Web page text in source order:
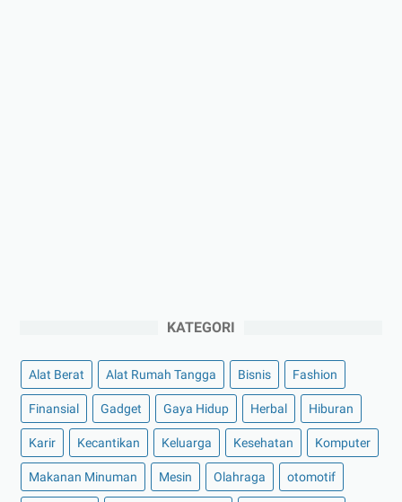
KATEGORI
Alat Berat Alat Rumah Tangga Bisnis Fashion
Finansial Gadget Gaya Hidup Herbal Hiburan
Karir Kecantikan Keluarga Kesehatan Komputer
Makanan Minuman Mesin Olahraga otomotif